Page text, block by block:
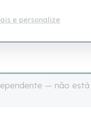
dispõe dos
e as suas
solar tem
— não
e personalize